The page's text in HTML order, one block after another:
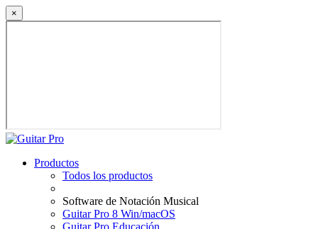
×
Productos
Todos los productos
Software de Notación Musical
Guitar Pro 8 Win/macOS
Guitar Pro Educación